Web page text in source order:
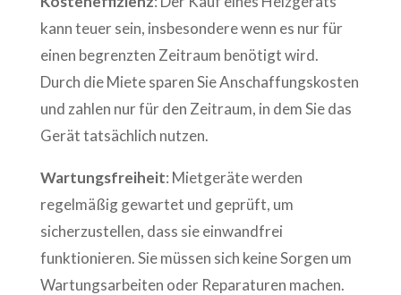
kann teuer sein, insbesondere wenn es nur für
einen begrenzten Zeitraum benötigt wird.
Durch die Miete sparen Sie Anschaffungskosten
und zahlen nur für den Zeitraum, in dem Sie das
Gerät tatsächlich nutzen.
Wartungsfreiheit: Mietgeräte werden
regelmäßig gewartet und geprüft, um
sicherzustellen, dass sie einwandfrei
funktionieren. Sie müssen sich keine Sorgen um
Wartungsarbeiten oder Reparaturen machen.